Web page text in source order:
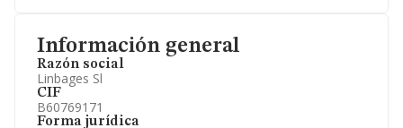
Información general
Razón social
Linbages Sl
CIF
B60769171
Forma jurídica